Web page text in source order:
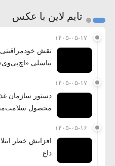
تایم لاین با عکس
۱۴۰۵-۰۵-۱۷
نقش خودمراقبتی
تناسلی
۱۴۰۵-۰۵-۱۷
محصول
۱۴۰۵-۰۵-۱۶
افزایش خطر
داغ